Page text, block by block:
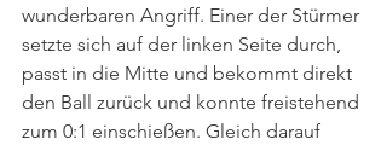
wunderbaren Angriff. Einer der Stürmer
setzte sich auf der linken Seite durch,
passt in die Mitte und bekommt direkt
den Ball zurück und konnte freistehend
zum 0:1 einschießen. Gleich darauf